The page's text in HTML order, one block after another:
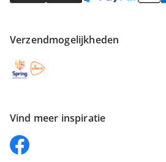
Verzendmogelijkheden
Vind meer inspiratie